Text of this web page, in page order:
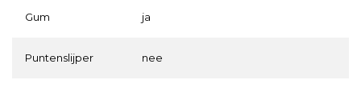
Gum ja
Puntenslijper nee